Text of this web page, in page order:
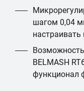
шагом 0,04
настраивать
BELMASH
функционал